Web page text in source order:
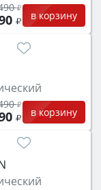
в корзину
в корзину